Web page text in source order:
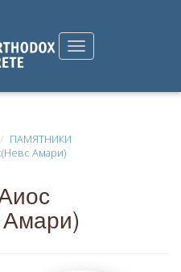
ПАМЯТНИКИ
Амари)